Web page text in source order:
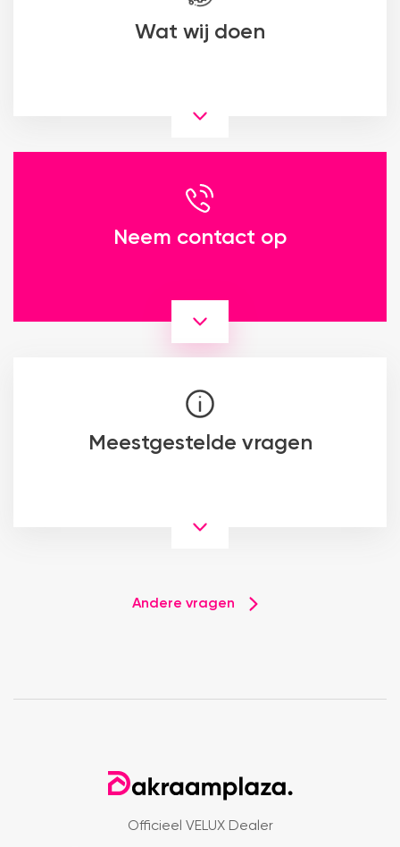
Wat wij doen
Neem contact op
Meestgestelde vragen
Andere vragen
Officieel VELUX Dealer